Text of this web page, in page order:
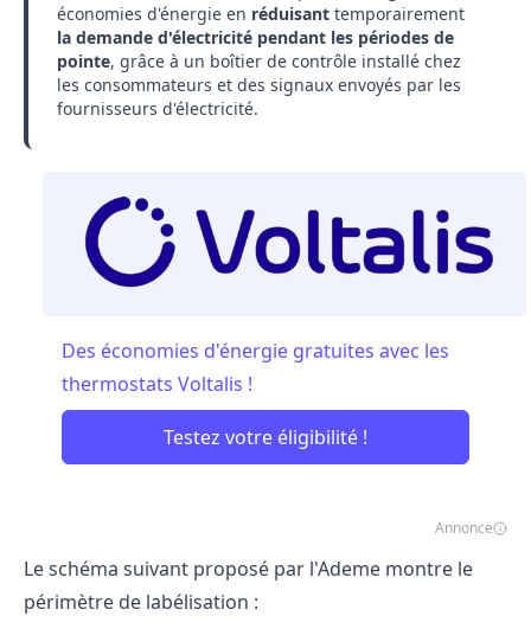
économies d'énergie en réduisant temporairement
la demande d'électricité pendant les périodes de
pointe, grâce à un boîtier de contrôle installé chez
les consommateurs et des signaux envoyés par les
fournisseurs d'électricité.
Des économies d'énergie gratuites avec les
thermostats Voltalis !
Testez votre éligibilité !
Annonce
Le schéma suivant proposé par l'Ademe montre le
périmètre de labélisation :